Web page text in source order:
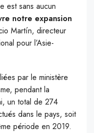
est sans aucun
notre expansion
Martín, directeur
pour l’Asie-
par le ministère
pendant la
un total de 274
dans le pays, soit
période en 2019.